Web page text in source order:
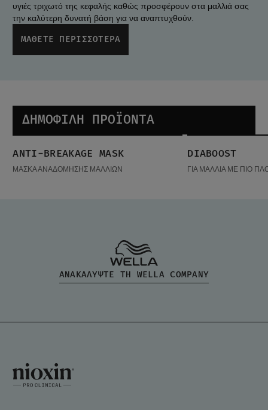
υγιές τριχωτό της κεφαλής καθώς προσφέρουν στα μαλλιά σας
την καλύτερη δυνατή βάση για να αναπτυχθούν.
ΜΆΘΕΤΕ ΠΕΡΙΣΣΌΤΕΡΑ
ΔΗΜΟΦΙΛΉ ΠΡΟΪΌΝΤΑ
Anti-Breakage Mask
ANTI-BREAKAGE MASK
ΜΑΣΚΑ ΑΝΑΔΟΜΗΣΗΣ ΜΑΛΛΙΩΝ
Diaboost
ΔΗΜΟΦΙΛΉ
DIABOOST
ΓΙΑ ΜΑΛΛΙΑ ΜΕ ΠΙΟ
ΑΝΑΚΑΛΥΨΤΕ ΤΗ WELLA COMPANY